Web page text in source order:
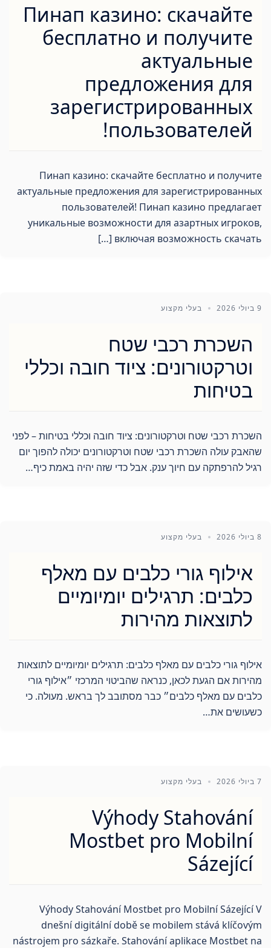
Пинап казино: скачайте
бесплатно и получите
актуальные
предложения для
зарегистрированных
пользователей!
Пинап казино: скачайте бесплатно и получите
актуальные предложения для зарегистрированных
пользователей! Пинап казино предлагает
уникальные возможности для азартных игроков,
включая возможность скачать […]
9 ביולי 2026 בעלי מקצוע
השכרת רכבי שטח
וטרקטורונים: ציוד חובה וכללי
בטיחות
השכרת רכבי שטח וטרקטורונים: ציוד חובה וכללי בטיחות – לפני
שהאבק עולה השכרת רכבי שטח וטרקטורונים יכולה להפוך יום
רגיל להרפתקה עם חיוך ענק. אבל כדי שזה יהיה באמת כיף…
8 ביולי 2026 בעלי מקצוע
אילוף גורי כלבים עם מאלף
כלבים: תרגילים יומיומיים
לתוצאות מהירות
אילוף גורי כלבים עם מאלף כלבים: תרגילים יומיומיים לתוצאות
מהירות אם הגעת לכאן, כנראה שהביטוי המרכזי ״אילוף גורי
כלבים עם מאלף כלבים״ כבר מסתובב לך בראש. מעולה. כי
כשעושים את…
7 ביולי 2026 בעלי מקצוע
Výhody Stahování
Mostbet pro Mobilní
Sázející
Výhody Stahování Mostbet pro Mobilní Sázející V
dnešní digitální době se mobilem stává klíčovým
nástrojem pro sázkaře. Stahování aplikace Mostbet na